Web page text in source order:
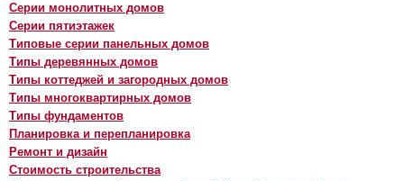
Серии монолитных домов
Серии пятиэтажек
Типовые серии панельных домов
Типы деревянных домов
Типы коттеджей и загородных домов
Типы многоквартирных домов
Типы фундаментов
Планировка и перепланировка
Ремонт и дизайн
Стоимость строительства